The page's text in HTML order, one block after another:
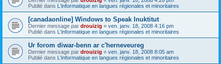
Publié dans L'informatique en langues régionales et minoritaires
[canadaonline] Windows to Speak Inuktitut
Dernier message par drouizig « ven. janv. 18, 2008 4:16 pm
Publié dans L'informatique en langues régionales et minoritaires
Ur forom diwar-benn ar c'herneveureg
Dernier message par drouizig « ven. janv. 18, 2008 8:05 am
Publié dans L'informatique en langues régionales et minoritaires